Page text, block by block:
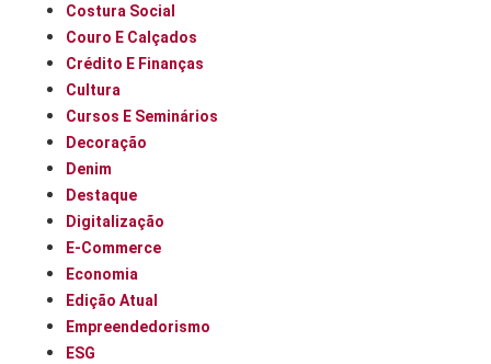
Costura Social
Couro E Calçados
Crédito E Finanças
Cultura
Cursos E Seminários
Decoração
Denim
Destaque
Digitalização
E-Commerce
Economia
Edição Atual
Empreendedorismo
ESG